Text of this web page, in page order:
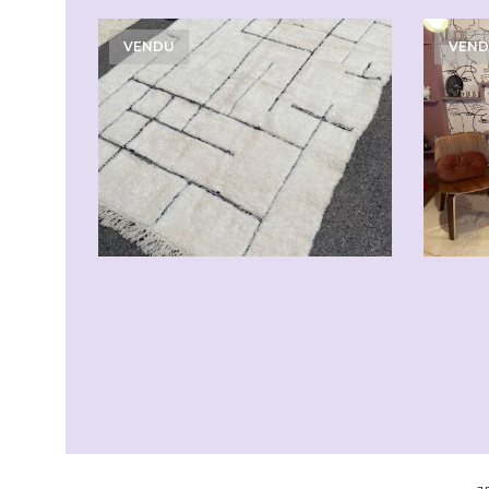
VENDU